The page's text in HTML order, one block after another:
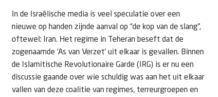
In de Israëlische media is veel speculatie over een
nieuwe op handen zijnde aanval op “de kop van de slang”,
oftewel: Iran. Het regime in Teheran beseft dat de
zogenaamde ‘As van Verzet’ uit elkaar is gevallen. Binnen
de Islamitische Revolutionaire Garde (IRG) is er nu een
discussie gaande over wie schuldig was aan het uit elkaar
vallen van deze coalitie van regimes, terreurgroepen en